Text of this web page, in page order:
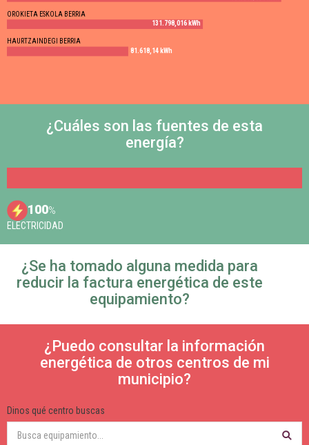
131.798,016 kWh
81.618,14 kWh
OROKIETA ESKOLA BERRIA
HAURTZAINDEGI BERRIA
¿Cuáles son las fuentes de esta
energía?
100%
ELECTRICIDAD
¿Se ha tomado alguna medida para
reducir la factura energética de este
equipamiento?
¿Puedo consultar la información
energética de otros centros de mi
municipio?
Dinos qué centro buscas